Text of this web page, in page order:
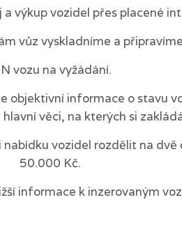
výkup vozidel přes placené
vůz vyskladníme a
vozu na vyžádání.
objektivní informace o stavu
věci, na kterých si
vozidel rozdělit na
50.000 Kč.
informace k inzerovaným